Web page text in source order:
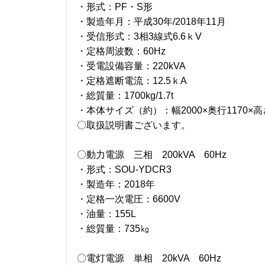
・形式：PF・S形
・製造年月：平成30年/2018年11月
・受信形式：3相3線式6.6ｋV
・定格周波数：60Hz
・受電設備容量：220kVA
・定格遮断電流：12.5ｋA
・総質量：1700kg/1.7t
・本体サイズ（約）：幅2000×奥行1170×
〇取扱説明書ございます。
〇動力電源 三相 200kVA 60Hz
・形式：SOU-YDCR3
・製造年：2018年
・定格一次電圧：6600V
・油量：155L
・総質量：735㎏
〇電灯電源 単相 20kVA 60Hz